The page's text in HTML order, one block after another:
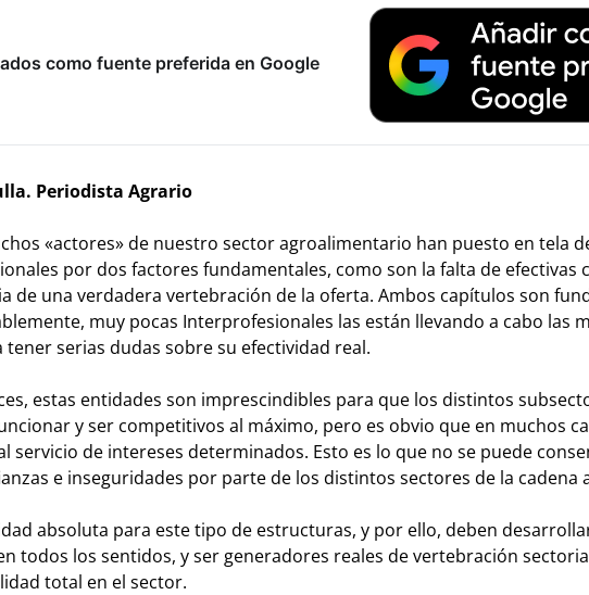
como fuente preferida en Google
Periodista Agrario
«actores» de nuestro sector agroalimentario han puesto en tela
por dos factores fundamentales, como son la falta de efectivas
de una verdadera vertebración de la oferta. Ambos capítulos son
muy pocas Interprofesionales las están llevando a cabo las
serias dudas sobre su efectividad real.
estas entidades son imprescindibles para que los distintos
y ser competitivos al máximo, pero es obvio que en muchos
servicio de intereses determinados. Esto es lo que no se puede
e inseguridades por parte de los distintos sectores de la cadena
absoluta para este tipo de estructuras, y por ello, deben
todos los sentidos, y ser generadores reales de vertebración
total en el sector.